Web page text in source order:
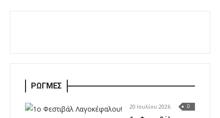
ΡΩΓΜΕΣ
20 Ιουλίου 2026 0